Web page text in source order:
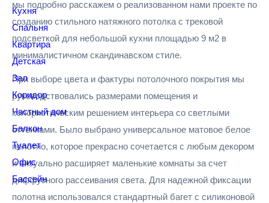
Кухня
Спальня
Квартира
Детская
Зал
Коридор
Частный дом
Балкон
Туалет
Офис
Бассейн
мы подробно расскажем о реализованном нами проекте по
созданию стильного натяжного потолка с трековой
подсветкой для небольшой кухни площадью 9 м2 в
минималистичном скандинавском стиле.
При выборе цвета и фактуры потолочного покрытия мы
руководствовались размерами помещения и
колористическим решением интерьера со светлыми
оттенками. Было выбрано универсальное матовое белое
полотно, которое прекрасно сочетается с любым декором
и визуально расширяет маленькие комнаты за счет
диффузного рассеивания света. Для надежной фиксации
полотна использовался стандартный багет с силиконовой